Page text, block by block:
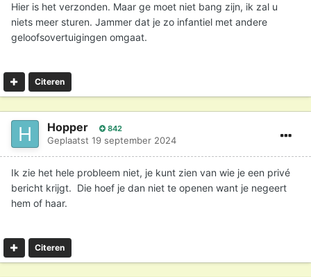
Hier is het verzonden. Maar ge moet niet bang zijn, ik zal u
niets meer sturen. Jammer dat je zo infantiel met andere
geloofsovertuigingen omgaat.
Citeren
Hopper 842
Geplaatst 19 september 2024
Ik zie het hele probleem niet, je kunt zien van wie je een privé
bericht krijgt. Die hoef je dan niet te openen want je negeert
hem of haar.
Citeren